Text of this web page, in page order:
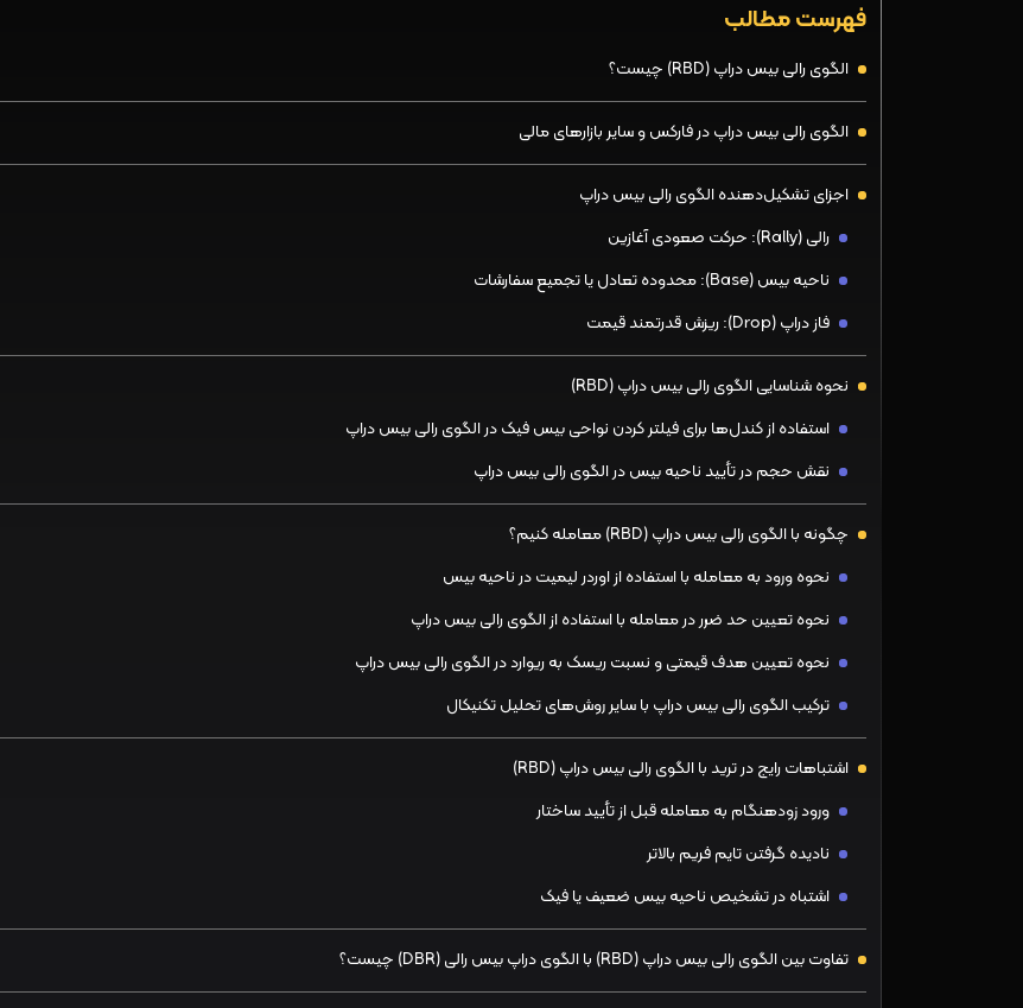
فهرست مطالب
الگوی رالی بیس دراپ (RBD) چیست؟
الگوی رالی بیس دراپ در فارکس و سایر بازارهای مالی
اجزای تشکیل‌دهنده الگوی رالی بیس دراپ
رالی (Rally): حرکت صعودی آغازین
ناحیه بیس (Base): محدوده تعادل یا تجمیع سفارشات
فاز دراپ (Drop): ریزش قدرتمند قیمت
نحوه شناسایی الگوی رالی بیس دراپ (RBD)
استفاده از کندل‌ها برای فیلتر کردن نواحی بیس فیک در الگوی رالی بیس دراپ
نقش حجم در تأیید ناحیه بیس در الگوی رالی بیس دراپ
چگونه با الگوی رالی بیس دراپ (RBD) معامله کنیم؟
نحوه ورود به معامله با استفاده از اوردر لیمیت در ناحیه بیس
نحوه تعیین حد ضرر در معامله با استفاده از الگوی رالی بیس دراپ
نحوه تعیین هدف قیمتی و نسبت ریسک به ریوارد در الگوی رالی بیس دراپ
ترکیب الگوی رالی بیس دراپ با سایر روش‌های تحلیل تکنیکال
اشتباهات رایج در ترید با الگوی رالی بیس دراپ (RBD)
ورود زودهنگام به معامله قبل از تأیید ساختار
نادیده گرفتن تایم فریم بالاتر
اشتباه در تشخیص ناحیه بیس ضعیف یا فیک
تفاوت بین الگوی رالی بیس دراپ (RBD) با الگوی دراپ بیس رالی (DBR) چیست؟